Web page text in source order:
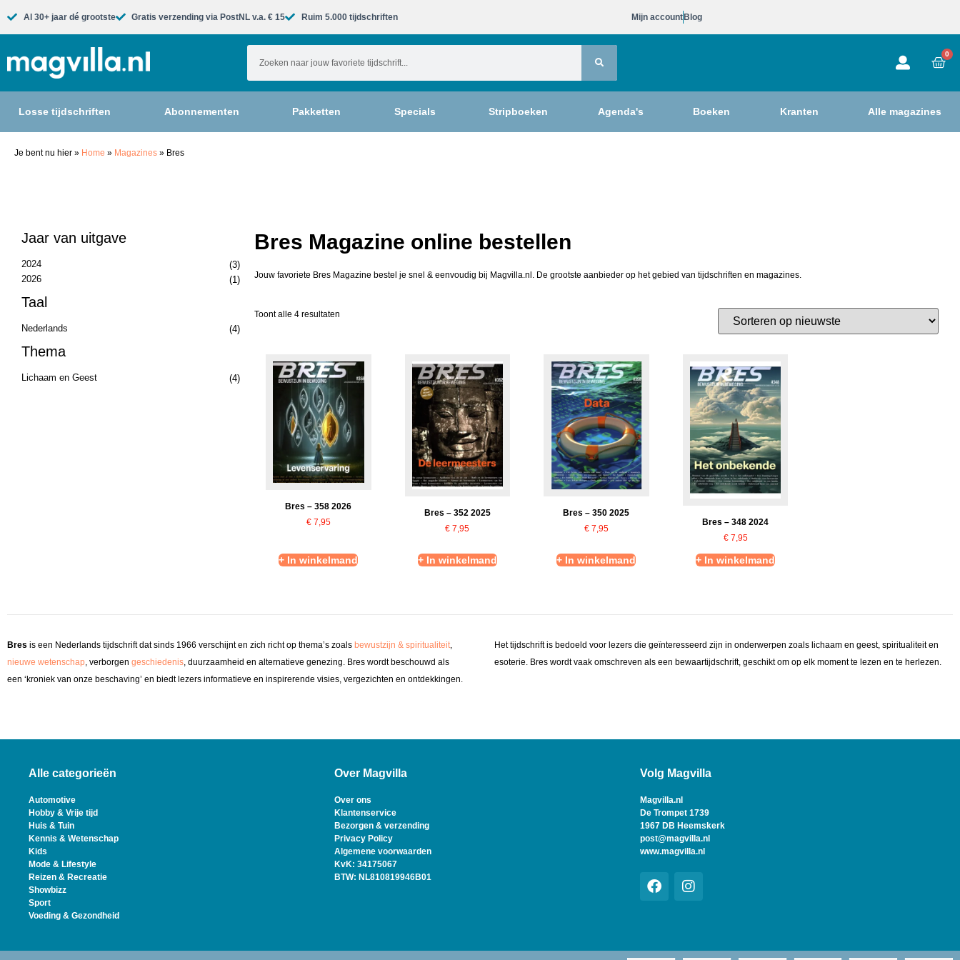
Al 30+ jaar dé grootste​ Gratis verzending via PostNL v.a. € 15 Ruim 5.000 tijdschriften​ Mijn account Blog
0
Losse tijdschriften Abonnementen Pakketten Specials Stripboeken Agenda's Boeken Kranten Alle magazines
Je bent nu hier » Home » Magazines » Bres
Jaar van uitgave
2024
(3)
2026
(1)
Taal
Nederlands (4)
Thema
Lichaam en Geest (4)
Bres Magazine online bestellen
Jouw favoriete Bres Magazine bestel je snel & eenvoudig bij Magvilla.nl. De grootste aanbieder op het gebied van tijdschriften en magazines.
Toont alle 4 resultaten
Bres – 358 2026
€7,95
+ In winkelmand
Bres – 352 2025
€ 7,95
+ In winkelmand
Bres – 350 2025
€7,95
+ In winkelmand
Bres – 348 2024
€7,95
+ In winkelmand
Bres is een Nederlands tijdschrift dat sinds 1966 verschijnt en zich richt op thema’s zoals bewustzijn & spiritualiteit
nieuwe wetenschap , verborgen geschiedenis , duurzaamheid en alternatieve genezing. Bres wordt beschouwd als
een ‘kroniek van onze beschaving’ en biedt lezers informatieve en inspirerende visies, vergezichten en ontdekkingen.
Het tijdschrift is bedoeld voor lezers die geïnteresseerd zijn in onderwerpen zoals lichaam en geest, spiritualiteit en
esoterie. Bres wordt vaak omschreven als een bewaartijdschrift, geschikt om op elk moment te lezen en te herlezen.
Alle categorieën
Automotive
Hobby & Vrije tijd
Huis & Tuin
Kennis & Wetenschap
Kids
Mode & Lifestyle
Reizen & Recreatie
Showbizz
Sport
Voeding & Gezondheid
Over Magvilla
Over ons
Klantenservice
Bezorgen & verzending
Privacy Policy
Algemene voorwaarden
KvK: 34175067
BTW: NL810819946B01
Volg Magvilla
Magvilla.nl
De Trompet 1739
1967 DB Heemskerk
post@magvilla.nl
www.magvilla.nl